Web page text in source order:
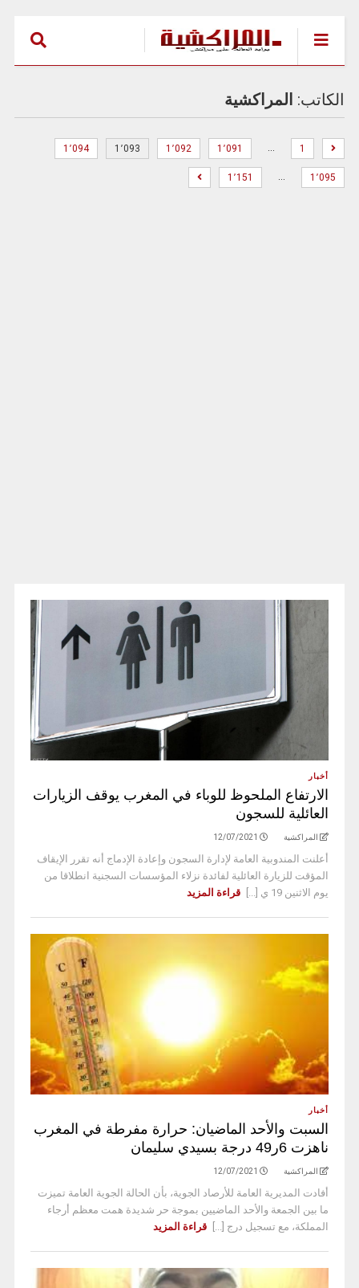
الكاتب: المراكشية
1
… 1٬091 1٬092 1٬093 1٬094
1٬095 … 1٬151
أخبار
الارتفاع الملحوظ للوباء في المغرب يوقف الزيارات
العائلية للسجون
المراكشية 12/07/2021
أعلنت المندوبية العامة لإدارة السجون وإعادة الإدماج أنه تقرر الإيقاف
المؤقت للزيارة العائلية لفائدة نزلاء المؤسسات السجنية انطلاقا من
يوم الاثنين 19 ي [...]
قراءة المزيد
أخبار
السبت والأحد الماضيان: حرارة مفرطة في المغرب
ناهزت 6ر49 درجة بسيدي سليمان
المراكشية 12/07/2021
أفادت المديرية العامة للأرصاد الجوية، بأن الحالة الجوية العامة تميزت
ما بين الجمعة والأحد الماضيين بموجة حر شديدة همت معظم أرجاء
المملكة، مع تسجيل درج [...]
قراءة المزيد